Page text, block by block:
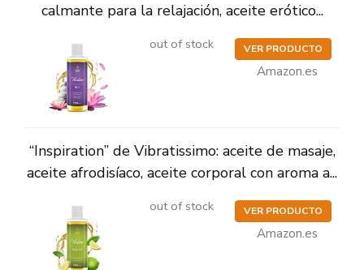
calmante para la relajación, aceite erótico...
out of stock VER PRODUCTO
Amazon.es
“Inspiration” de Vibratissimo: aceite de masaje,
aceite afrodisíaco, aceite corporal con aroma a...
out of stock VER PRODUCTO
Amazon.es